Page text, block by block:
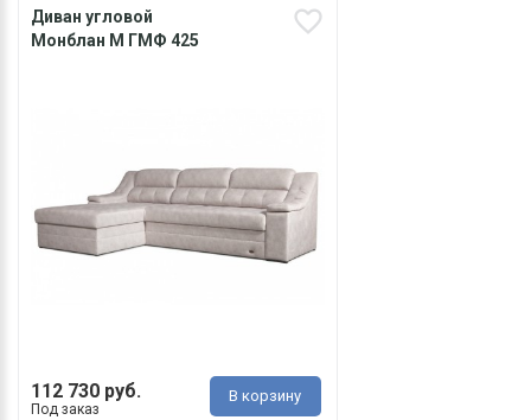
Диван угловой
Монблан М ГМФ 425
112 730 руб.
Под заказ
В корзину